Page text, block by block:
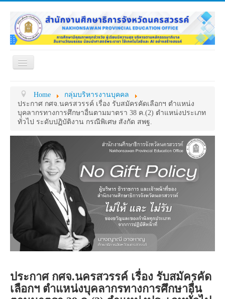
Toggle
หน่วยงานภายใน
MY OFFICE
ดาวน์โหลด
กระดาน ถาม-ตอบ
ข้อมูลการติดต่อ
Home
กลุ่มบริหารงานบุคคล
ประกาศ กศจ.นครสวรรค์ เรื่อง รับสมัครคัดเลือกฯ ตำแหน่ง
บุคลากรทางการศึกษาอื่นตามมาตรา 38 ค.(2) ตำแหน่งประเภท
ทั่วไป ระดับปฏิบัติงาน กรณีพิเศษ สังกัด สพฐ.
ประกาศ กศจ.นครสวรรค์ เรื่อง รับสมัครคัด
เลือกฯ ตำแหน่งบุคลากรทางการศึกษาอื่น